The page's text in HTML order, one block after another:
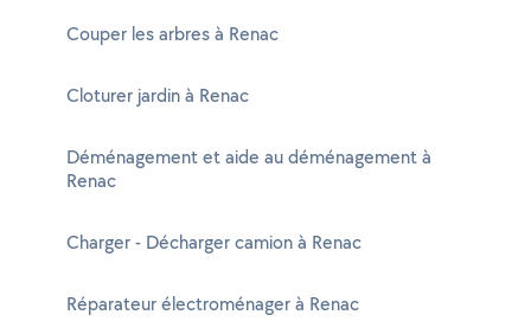
Couper les arbres à Renac
Cloturer jardin à Renac
Déménagement et aide au déménagement à
Renac
Charger - Décharger camion à Renac
Réparateur électroménager à Renac